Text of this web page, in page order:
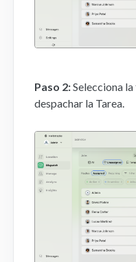
Paso 2:Selecciona
despachar la Tarea.